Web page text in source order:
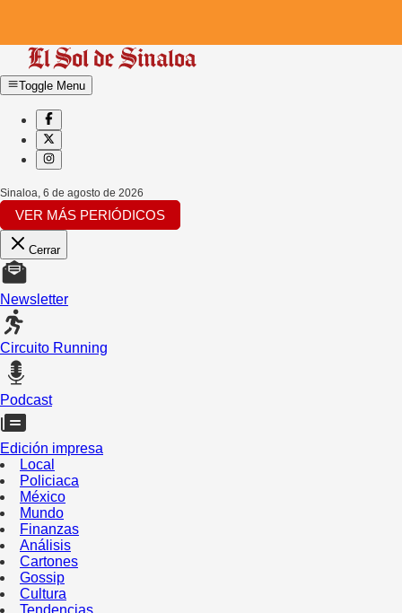
Toggle Menu
Sinaloa, 6 de agosto de 2026
VER MÁS PERIÓDICOS
Cerrar
Newsletter
Circuito Running
Podcast
Edición impresa
Local
Policiaca
México
Mundo
Finanzas
Análisis
Cartones
Gossip
Cultura